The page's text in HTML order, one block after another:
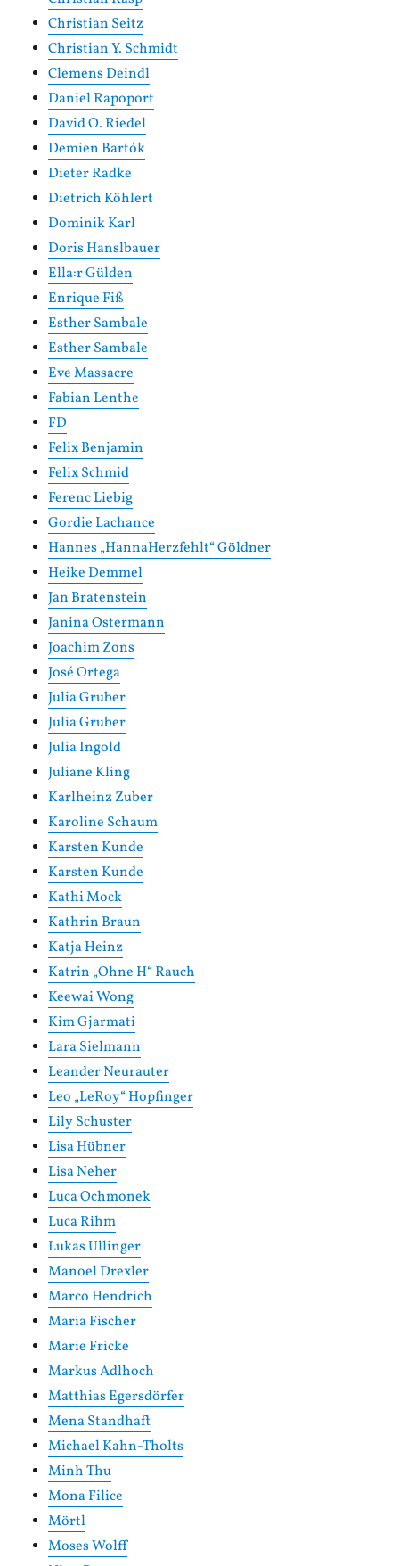
Christian Seitz
Christian Y. Schmidt
Clemens Deindl
Daniel Rapoport
David O. Riedel
Demien Bartók
Dieter Radke
Dietrich Köhlert
Dominik Karl
Doris Hanslbauer
Ella:r Gülden
Enrique Fiß
Esther Sambale
Esther Sambale
Eve Massacre
Fabian Lenthe
FD
Felix Benjamin
Felix Schmid
Ferenc Liebig
Gordie Lachance
Hannes „HannaHerzfehlt“ Göldner
Heike Demmel
Jan Bratenstein
Janina Ostermann
Joachim Zons
José Ortega
Julia Gruber
Julia Gruber
Julia Ingold
Juliane Kling
Karlheinz Zuber
Karoline Schaum
Karsten Kunde
Karsten Kunde
Kathi Mock
Kathrin Braun
Katja Heinz
Katrin „Ohne H“ Rauch
Keewai Wong
Kim Gjarmati
Lara Sielmann
Leander Neurauter
Leo „LeRoy“ Hopfinger
Lily Schuster
Lisa Hübner
Lisa Neher
Luca Ochmonek
Luca Rihm
Lukas Ullinger
Manoel Drexler
Marco Hendrich
Maria Fischer
Marie Fricke
Markus Adlhoch
Matthias Egersdörfer
Mena Standhaft
Michael Kahn-Tholts
Minh Thu
Mona Filice
Mörtl
Moses Wolff